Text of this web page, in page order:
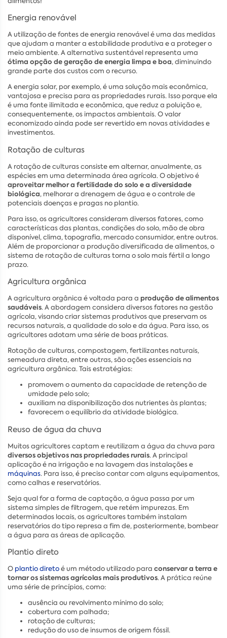
Energia renovável
A utilização de fontes de energia renovável é uma das medidas
que ajudam a manter a estabilidade produtiva e a proteger o
meio ambiente. A alternativa sustentável representa uma
ótima opção de geração de energia limpa e boa, diminuindo
grande parte dos custos com o recurso.
A energia solar, por exemplo, é uma solução mais econômica,
vantajosa e precisa para as propriedades rurais. Isso porque ela
é uma fonte ilimitada e econômica, que reduz a poluição e,
consequentemente, os impactos ambientais. O valor
economizado ainda pode ser revertido em novas atividades e
investimentos.
Rotação de culturas
A rotação de culturas consiste em alternar, anualmente, as
espécies em uma determinada área agrícola. O objetivo é
aproveitar melhor a fertilidade do solo e a diversidade
biológica, melhorar a drenagem de água e o controle de
potenciais doenças e pragas no plantio.
Para isso, os agricultores consideram diversos fatores, como
características das plantas, condições do solo, mão de obra
disponível, clima, topografia, mercado consumidor, entre outros.
Além de proporcionar a produção diversificada de alimentos, o
sistema de rotação de culturas torna o solo mais fértil a longo
prazo.
Agricultura orgânica
A agricultura orgânica é voltada para a produção de alimentos
saudáveis. A abordagem considera diversos fatores na gestão
agrícola, visando criar sistemas produtivos que preservam os
recursos naturais, a qualidade do solo e da água. Para isso, os
agricultores adotam uma série de boas práticas.
Rotação de culturas, compostagem, fertilizantes naturais,
semeadura direta, entre outras, são ações essenciais na
agricultura orgânica. Tais estratégias:
promovem o aumento da capacidade de retenção de
umidade pelo solo;
auxiliam na disponibilização dos nutrientes às plantas;
favorecem o equilíbrio da atividade biológica.
Reuso de água da chuva
Muitos agricultores captam e reutilizam a água da chuva para
diversos objetivos nas propriedades rurais. A principal
aplicação é na irrigação e na lavagem das instalações e
máquinas. Para isso, é preciso contar com alguns equipamentos,
como calhas e reservatórios.
Seja qual for a forma de captação, a água passa por um
sistema simples de filtragem, que retém impurezas. Em
determinados locais, os agricultores também instalam
reservatórios do tipo represa a fim de, posteriormente, bombear
a água para as áreas de aplicação.
Plantio direto
O plantio diretoé um método utilizado para conservar a terra e
tornar os sistemas agrícolas mais produtivos. A prática reúne
uma série de princípios, como:
ausência ou revolvimento mínimo do solo;
cobertura com palhada;
rotação de culturas;
redução do uso de insumos de origem fóssil.